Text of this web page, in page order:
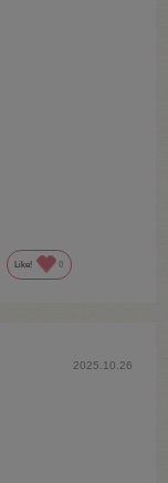
Like! 0
2025.10.26